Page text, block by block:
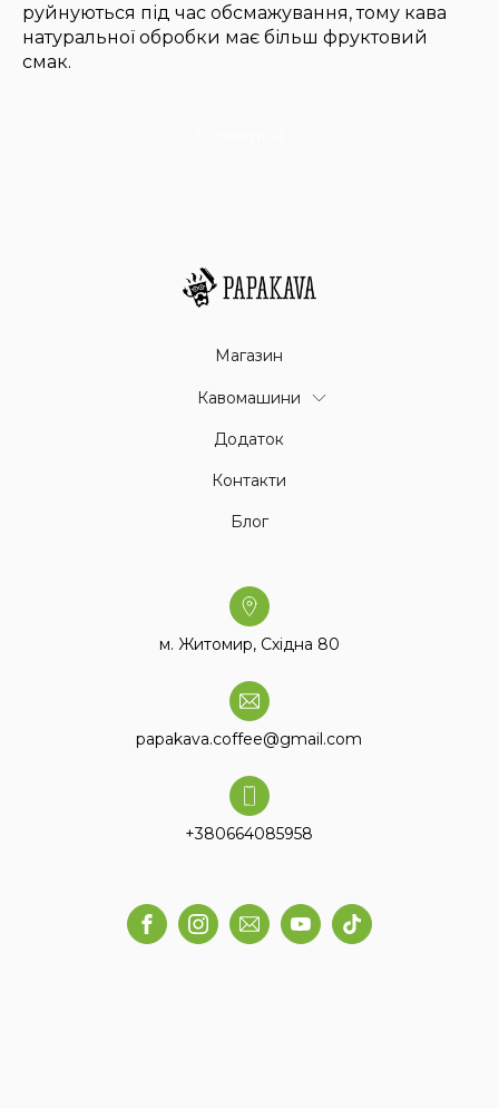
руйнуються під час обсмажування, тому кава
натуральної обробки має більш фруктовий
смак.
Магазин
Кавомашини
Додаток
Контакти
Блог
м. Житомир, Східна 80
papakava.coffee@gmail.com
+380664085958